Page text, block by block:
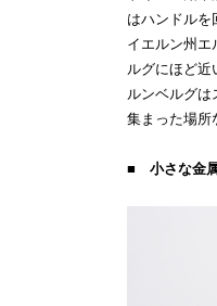
はハンドル
イエルン州エ
ルグにほど
ルンベルグ
集まった場所
■ 小さな金